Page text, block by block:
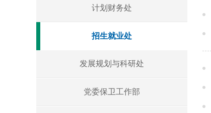
计划财务处
招生就业处
发展规划与科研处
党委保卫工作部